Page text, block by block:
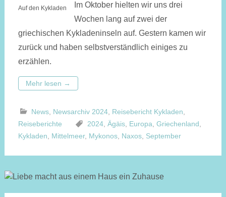
Auf den Kykladen
Im Oktober hielten wir uns drei
Wochen lang auf zwei der
griechischen Kykladeninseln auf. Gestern kamen wir
zurück und haben selbstverständlich einiges zu
erzählen.
Mehr lesen →
News, Newsarchiv 2024, Reisebericht Kykladen,
Reiseberichte
2024, Ägäis, Europa, Griechenland,
Kykladen, Mittelmeer, Mykonos, Naxos, September